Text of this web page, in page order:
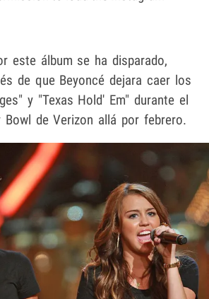
este álbum se ha disparado,
de que Beyoncé dejara caer los
y "Texas Hold' Em" durante el
Bowl de Verizon allá por febrero.